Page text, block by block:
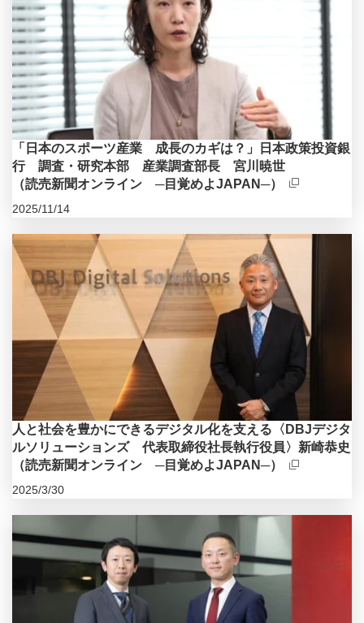
「日本のスポーツ産業 成長のカギは？」日本政策投資銀
行 調査・研究本部 産業調査部長 宮川暁世
（読売新聞オンライン ─目覚めよJAPAN─）
2025/11/14
人と社会を豊かにできるデジタル化を支える〈DBJデジタ
ルソリューションズ 代表取締役社長執行役員〉新崎恭史
（読売新聞オンライン ─目覚めよJAPAN─）
2025/3/30